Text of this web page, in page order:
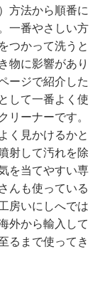
方法から順番に
一番やさしい方
つかって洗うと
物に影響があり
ージで紹介した
して一番よく使
リーナーです。
く見かけるかと
射して汚れを除
を当てやすい専
んも使っている
房いにしへでは
外から輸入して
るまで使ってき